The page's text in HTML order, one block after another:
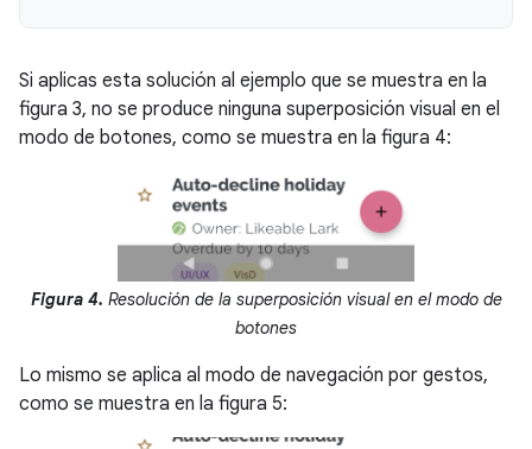
Si aplicas esta solución al ejemplo que se muestra en la
figura 3, no se produce ninguna superposición visual en el
modo de botones, como se muestra en la figura 4:
Figura 4. Resolución de la superposición visual en el modo de
botones
Lo mismo se aplica al modo de navegación por gestos,
como se muestra en la figura 5: